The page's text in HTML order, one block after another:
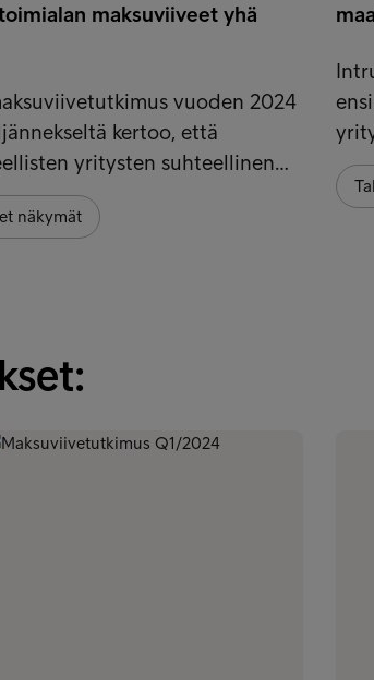
maksuviiveet yhä
vuoden 2024
kertoo, että
yritysten suhteellinen…
näkymät